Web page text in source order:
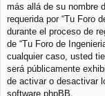
más allá de su nombre
requerida por “Tu Foro
durante el proceso de
de “Tu Foro de
cualquier caso, usted
será públicamente
de activar o desactivar
software phpBB.